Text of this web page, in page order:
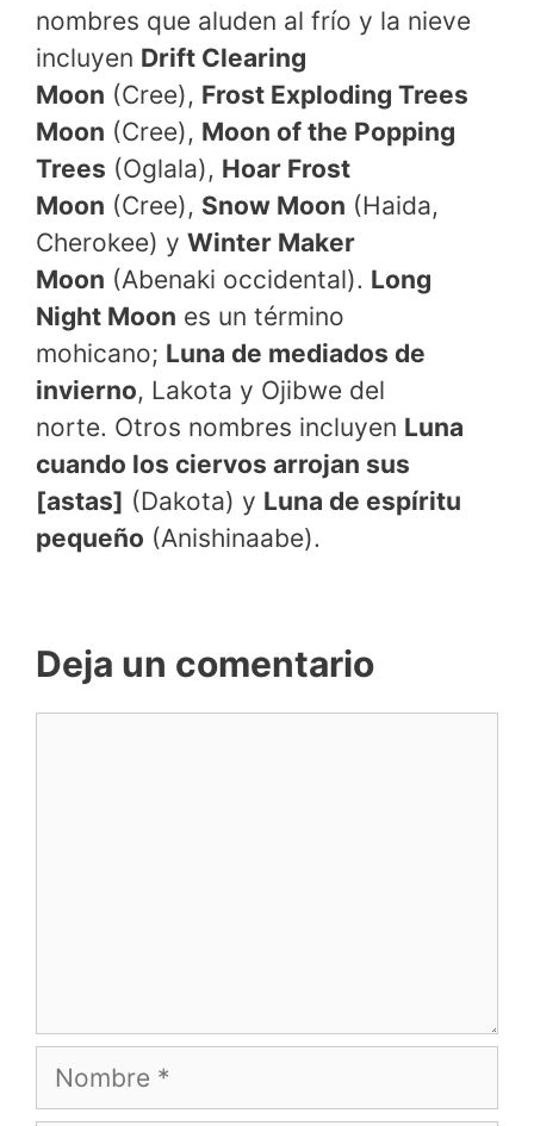
nombres que aluden al frío y la nieve
incluyen Drift Clearing
Moon (Cree), Frost Exploding Trees
Moon (Cree), Moon of the Popping
Trees (Oglala), Hoar Frost
Moon (Cree), Snow Moon (Haida,
Cherokee) y Winter Maker
Moon (Abenaki occidental). Long
Night Moon es un término
mohicano; Luna de mediados de
invierno, Lakota y Ojibwe del
norte. Otros nombres incluyen Luna
cuando los ciervos arrojan sus
[astas] (Dakota) y Luna de espíritu
pequeño (Anishinaabe).
Deja un comentario
Nombre